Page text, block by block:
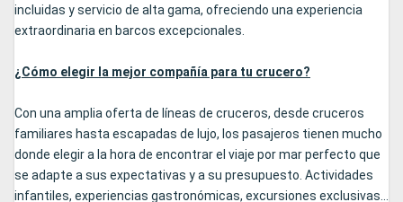
incluidas y servicio de alta gama, ofreciendo una experiencia
extraordinaria en barcos excepcionales.
¿Cómo elegir la mejor compañía para tu crucero?
Con una amplia oferta de líneas de cruceros, desde cruceros
familiares hasta escapadas de lujo, los pasajeros tienen mucho
donde elegir a la hora de encontrar el viaje por mar perfecto que
se adapte a sus expectativas y a su presupuesto. Actividades
infantiles, experiencias gastronómicas, excursiones exclusivas...